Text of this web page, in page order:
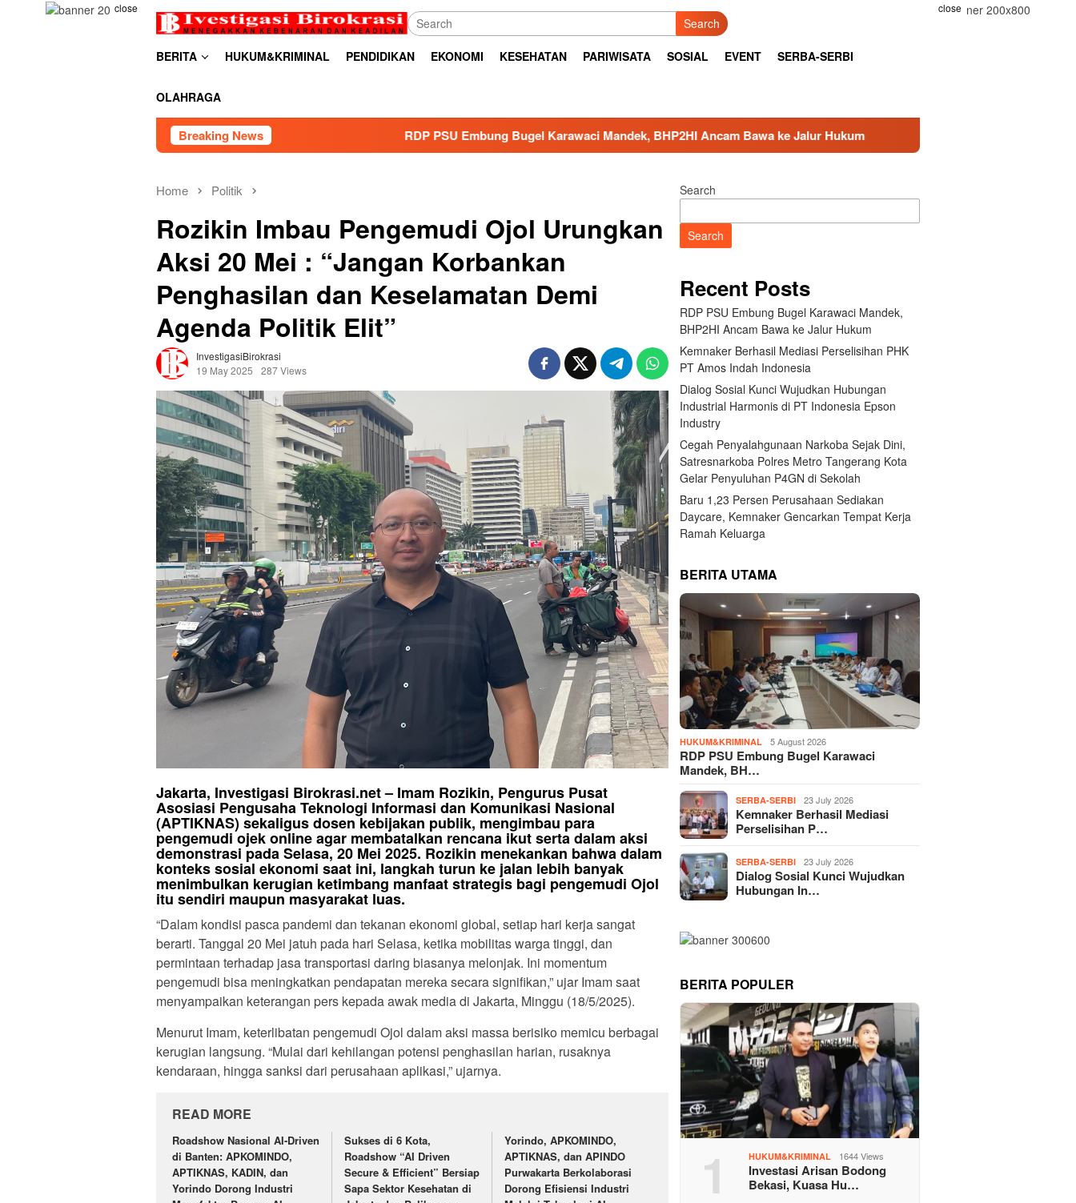
close close
Search
BERITA HUKUM&KRIMINAL PENDIDIKAN EKONOMI KESEHATAN PARIWISATA SOSIAL EVENT SERBA-SERBI
OLAHRAGA
Breaking News RDP PSU Embung Bugel Karawaci Mandek, BHP2HI Ancam Bawa ke Jalur Hukum Kemnaker Berhasil Mediasi Perselisihan PHK
Home Politik
Rozikin Imbau Pengemudi Ojol Urungkan
Aksi 20 Mei : “Jangan Korbankan
Penghasilan dan Keselamatan Demi
Agenda Politik Elit”
InvestigasiBirokrasi
19 May 2025
287 Views
Jakarta, Investigasi Birokrasi.net – Imam Rozikin, Pengurus Pusat
Asosiasi Pengusaha Teknologi Informasi dan Komunikasi Nasional
(APTIKNAS) sekaligus dosen kebijakan publik, mengimbau para
pengemudi ojek online agar membatalkan rencana ikut serta dalam aksi
demonstrasi pada Selasa, 20 Mei 2025. Rozikin menekankan bahwa dalam
konteks sosial ekonomi saat ini, langkah turun ke jalan lebih banyak
menimbulkan kerugian ketimbang manfaat strategis bagi pengemudi Ojol
itu sendiri maupun masyarakat luas.
“Dalam kondisi pasca pandemi dan tekanan ekonomi global, setiap hari kerja sangat
berarti. Tanggal 20 Mei jatuh pada hari Selasa, ketika mobilitas warga tinggi, dan
permintaan terhadap jasa transportasi daring biasanya melonjak. Ini momentum
pengemudi bisa meningkatkan pendapatan mereka secara signifikan,” ujar Imam saat
menyampaikan keterangan pers kepada awak media di Jakarta, Minggu (18/5/2025).
Menurut Imam, keterlibatan pengemudi Ojol dalam aksi massa berisiko memicu berbagai
kerugian langsung. “Mulai dari kehilangan potensi penghasilan harian, rusaknya
kendaraan, hingga sanksi dari perusahaan aplikasi,” ujarnya.
READ MORE
Roadshow Nasional AI-Driven
di Banten: APKOMINDO,
APTIKNAS, KADIN, dan
Yorindo Dorong Industri
Sukses di 6 Kota,
Roadshow “AI Driven
Secure & Efficient” Bersiap
Sapa Sektor Kesehatan di
Yorindo, APKOMINDO,
APTIKNAS, dan APINDO
Purwakarta Berkolaborasi
Dorong Efisiensi Industri
Search
Search
Recent Posts
RDP PSU Embung Bugel Karawaci Mandek,
BHP2HI Ancam Bawa ke Jalur Hukum
Kemnaker Berhasil Mediasi Perselisihan PHK
PT Amos Indah Indonesia
Dialog Sosial Kunci Wujudkan Hubungan
Industrial Harmonis di PT Indonesia Epson
Industry
Cegah Penyalahgunaan Narkoba Sejak Dini,
Satresnarkoba Polres Metro Tangerang Kota
Gelar Penyuluhan P4GN di Sekolah
Baru 1,23 Persen Perusahaan Sediakan
Daycare, Kemnaker Gencarkan Tempat Kerja
Ramah Keluarga
BERITA UTAMA
HUKUM&KRIMINAL 5 August 2026
RDP PSU Embung Bugel Karawaci
Mandek, BH…
SERBA-SERBI 23 July 2026
Kemnaker Berhasil Mediasi
Perselisihan P…
SERBA-SERBI 23 July 2026
Dialog Sosial Kunci Wujudkan
Hubungan In…
BERITA POPULER
1 HUKUM&KRIMINAL 1644 Views
Investasi Arisan Bodong
Bekasi, Kuasa Hu…